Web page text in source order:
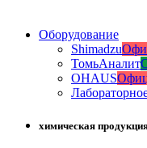
Оборудование
Shimadzu
ТомьАналит
OHAUS
химическая